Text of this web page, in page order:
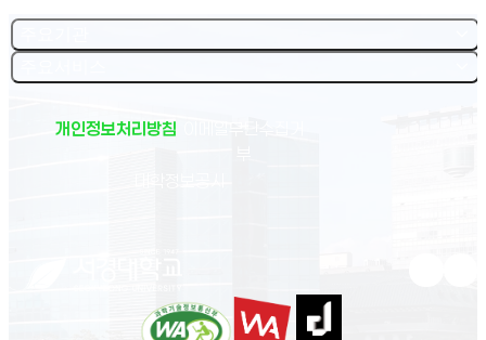
개인정보처리방침